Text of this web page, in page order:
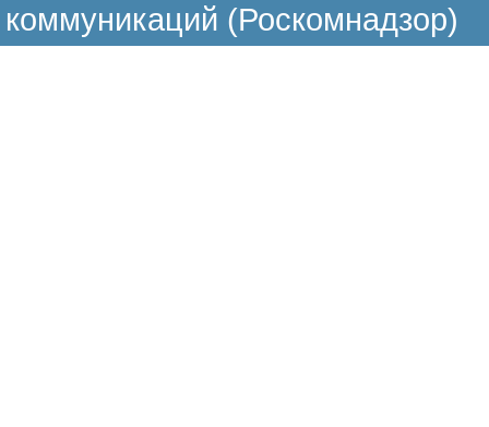
коммуникаций (Роскомнадзор)